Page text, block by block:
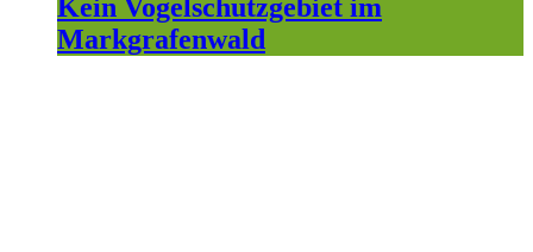
Kein Vogelschutzgebiet im
Markgrafenwald